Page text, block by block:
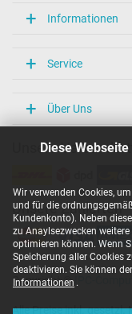
Diese
Wir verwenden Cookies,
und für die
Kundenkonto). Neben
zu Anaylsezwecken
optimieren können. Wenn
Speicherung aller Cookies
deaktivieren. Sie können
Informationen .
Informationen
Service
Über Uns
Unsere
Unsere Zahlarten
Copyright ©
Alle Preise inkl.